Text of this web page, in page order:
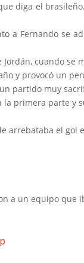
diga el
a Fernando se
cuando se
y provocó un
partido muy
primera parte y
arrebataba el gol
a un equipo que